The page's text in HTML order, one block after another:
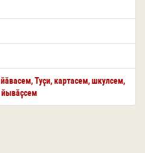
йӑвасем,Туҫи,картасем,шкулсем,
йывӑҫсем